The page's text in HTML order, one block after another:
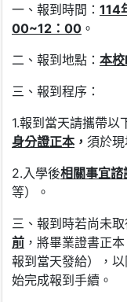
一、報到時間： 114
00~12 ： 00 。
二、報到地點： 本校
三、報到程序：
1.報到當天請攜帶以
身分證正本 ， 須於
2.入學後相關事宜諮
等）。
三、報到時若尚未
前 ，將畢業證書正
報到當天發給），
始完成報到手續。